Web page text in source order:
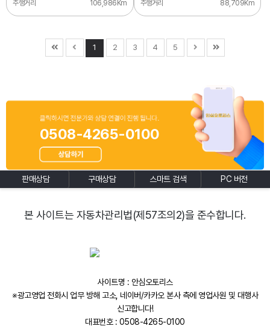
주행거리 106,986Km 주행거리 88,709Km
1 2 3 4 5
0508-4265-0100
판매상담 구매상담 스마트 검색 PC 버전
본 사이트는 자동차관리법(제57조의2)을 준수합니다.
사이트명 : 안심오토리스
※광고영업 전화시 업무 방해 고소, 네이버/카카오 본사 측에 영업사원 및 대행사
신고합니다!
대표번호 : 0508-4265-0100